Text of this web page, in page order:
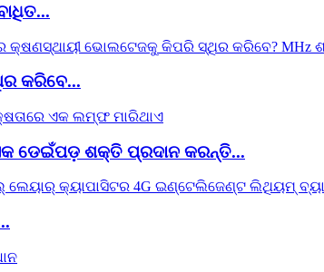
କରିବେ...
ଡେଇଁପଡ଼ ଶକ୍ତି ପ୍ରଦାନ କରନ୍ତି...